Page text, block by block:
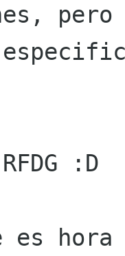
pero
:D
es